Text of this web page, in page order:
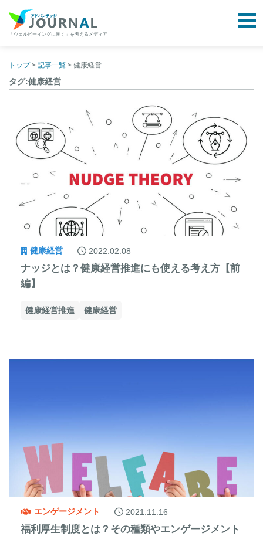
content
「ウェルビーイングに働く」を考えるメディア
トップ> 記事一覧 > 健康経営
タグ:健康経営
健康経営 2022.02.08
ナッジとは？健康経営推進にも使える考え方【前
編】
健康経営推進 健康経営
エンゲージメント 2021.11.16
福利厚生制度とは？その種類やエンゲージメント